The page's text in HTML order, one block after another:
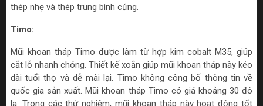
thép nhẹ và thép trung bình cứng.
Timo:
Mũi khoan tháp Timo được làm từ hợp kim cobalt M35, giúp
cắt lỗ nhanh chóng. Thiết kế xoắn giúp mũi khoan tháp này kéo
dài tuổi thọ và dễ mài lại. Timo không công bố thông tin về
quốc gia sản xuất. Mũi khoan tháp Timo có giá khoảng 30 đô
la. Trong các thử nghiệm, mũi khoan tháp này hoạt động tốt